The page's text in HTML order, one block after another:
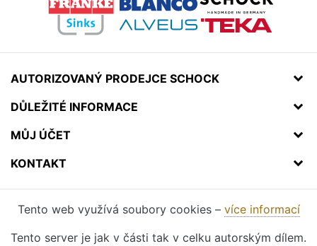
AUTORIZOVANÝ PRODEJCE SCHOCK
DŮLEŽITÉ INFORMACE
MŮJ ÚČET
KONTAKT
Tento web využívá soubory cookies – více informací
Tento server je jak v části tak v celku autorským dílem.